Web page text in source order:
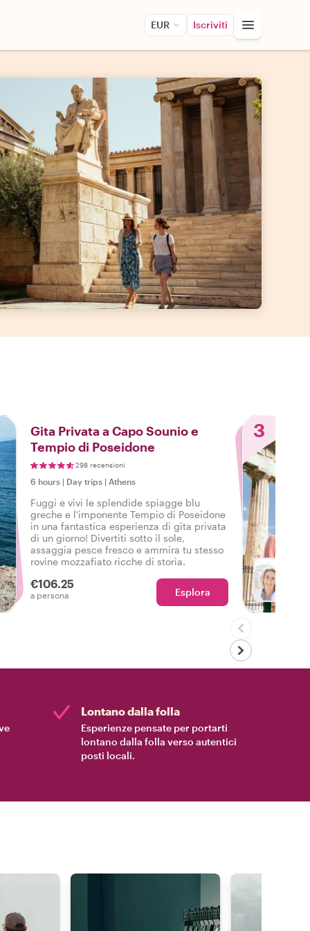
EUR Iscriviti
Gita Privata a Capo Sounio e
Tempio di Poseidone
298 recensioni
6 hours | Day trips | Athens
Fuggi e vivi le splendide spiagge blu
greche e l'imponente Tempio di Poseidone
in una fantastica esperienza di gita privata
di un giorno! Divertiti sotto il sole,
assaggia pesce fresco e ammira tu stesso
rovine mozzafiato ricche di storia.
€106.25
a persona Esplora
3
Lontano dalla folla
Esperienze pensate per portarti
lontano dalla folla verso autentici
posti locali.